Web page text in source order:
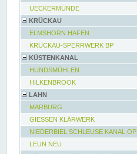
UECKERMÜNDE
KRÜCKAU
ELMSHORN HAFEN
KRÜCKAU-SPERRWERK BP
KÜSTENKANAL
HUNDSMÜHLEN
HILKENBROOK
LAHN
MARBURG
GIESSEN KLÄRWERK
NIEDERBIEL SCHLEUSE KANAL OP
LEUN NEU